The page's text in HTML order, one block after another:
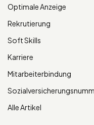
Optimale Anzeige
Rekrutierung
Soft Skills
Karriere
Mitarbeiterbindung
Alle Artikel